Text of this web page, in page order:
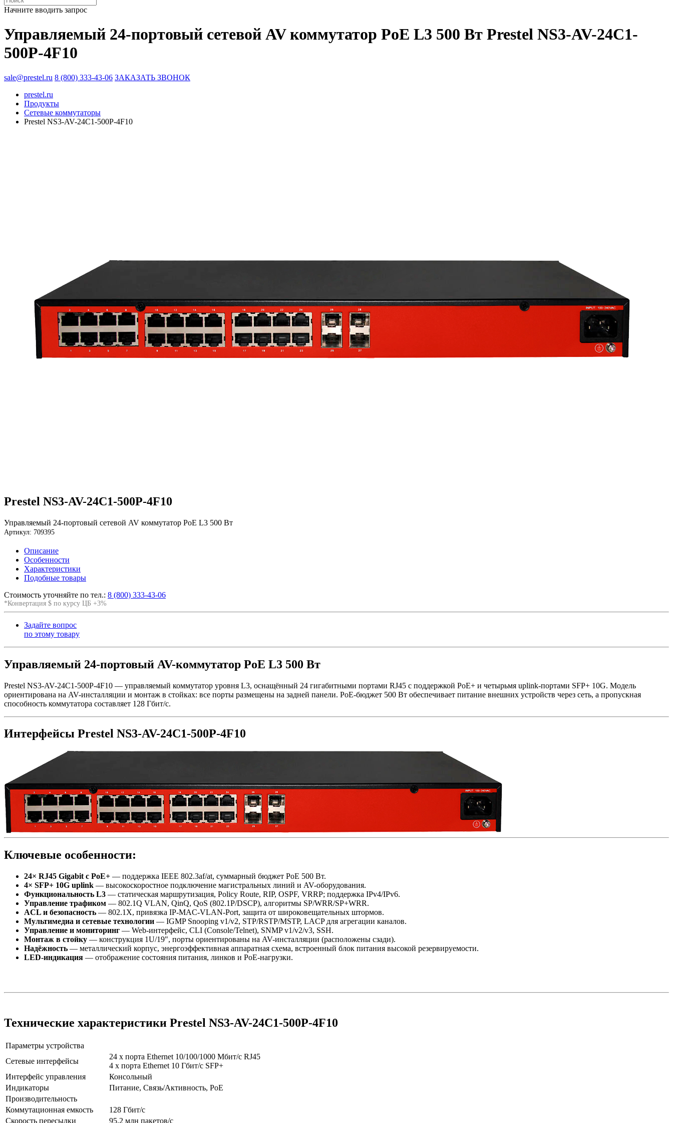
Начните вводить запрос
Управляемый 24-портовый сетевой AV коммутатор PoE L3 500 Вт Prestel NS3-AV-24C1-
500P-4F10
sale@prestel.ru 8 (800) 333-43-06 ЗАКАЗАТЬ ЗВОНОК
prestel.ru
Продукты
Сетевые коммутаторы
Prestel NS3-AV-24C1-500P-4F10
Prestel NS3-AV-24C1-500P-4F10
Управляемый 24-портовый сетевой AV коммутатор PoE L3 500 Вт
Артикул: 709395
Описание
Особенности
Характеристики
Подобные товары
Стоимость уточняйте по тел.: 8 (800) 333-43-06
*Конвертация $ по курсу ЦБ +3%
Задайте вопрос
по этому товару
Управляемый 24-портовый AV-коммутатор PoE L3 500 Вт
Prestel NS3-AV-24C1-500P-4F10 — управляемый коммутатор уровня L3, оснащённый 24 гигабитными портами RJ45 с поддержкой PoE+ и четырьмя uplink-портами SFP+ 10G. Модель
ориентирована на AV-инсталляции и монтаж в стойках: все порты размещены на задней панели. PoE-бюджет 500 Вт обеспечивает питание внешних устройств через сеть, а пропускная
способность коммутатора составляет 128 Гбит/с.
Интерфейсы Prestel NS3-AV-24C1-500P-4F10
Ключевые особенности:
24× RJ45 Gigabit с PoE+ — поддержка IEEE 802.3af/at, суммарный бюджет PoE 500 Вт.
4× SFP+ 10G uplink — высокоскоростное подключение магистральных линий и AV-оборудования.
Функциональность L3 — статическая маршрутизация, Policy Route, RIP, OSPF, VRRP; поддержка IPv4/IPv6.
Управление трафиком — 802.1Q VLAN, QinQ, QoS (802.1P/DSCP), алгоритмы SP/WRR/SP+WRR.
ACL и безопасность — 802.1X, привязка IP-MAC-VLAN-Port, защита от широковещательных штормов.
Мультимедиа и сетевые технологии — IGMP Snooping v1/v2, STP/RSTP/MSTP, LACP для агрегации каналов.
Управление и мониторинг — Web-интерфейс, CLI (Console/Telnet), SNMP v1/v2/v3, SSH.
Монтаж в стойку — конструкция 1U/19", порты ориентированы на AV-инсталляции (расположены сзади).
Надёжность — металлический корпус, энергоэффективная аппаратная схема, встроенный блок питания высокой резервируемости.
LED-индикация — отображение состояния питания, линков и PoE-нагрузки.
Технические характеристики Prestel NS3-AV-24C1-500P-4F10
Параметры устройства
Сетевые интерфейсы
24 x порта Ethernet 10/100/1000 Мбит/с RJ45
4 x порта Ethernet 10 Гбит/с SFP+
Интерфейс управления
Консольный
Индикаторы
Питание, Связь/Активность, PoE
Производительность
Коммутационная емкость
128 Гбит/с
Скорость пересылки
95.2 млн пакетов/с